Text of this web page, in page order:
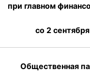
при главном
со 2
Общественная